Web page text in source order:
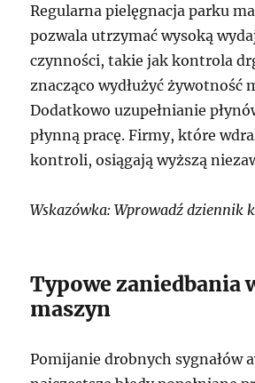
Regularna pielęgnacja parku
pozwala utrzymać wysoką
czynności, takie jak kontrola
znacząco wydłużyć żywotność
Dodatkowo uzupełnianie
płynną pracę. Firmy, które
kontroli, osiągają wyższą
Wskazówka: Wprowadź dziennik
Typowe zaniedbania
maszyn
Pomijanie drobnych sygnałów